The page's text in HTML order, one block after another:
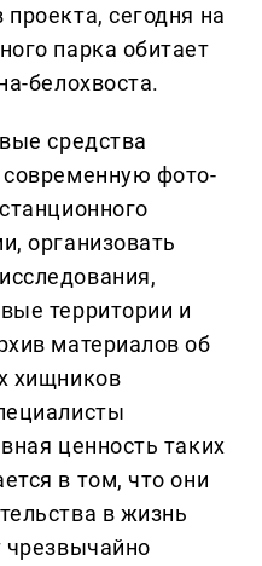
сегодня на
парка обитает
белохвоста.
средства
современную фото-
организовать
территории и
материалов об
хищников
ценность таких
в том, что они
в жизнь
чрезвычайно